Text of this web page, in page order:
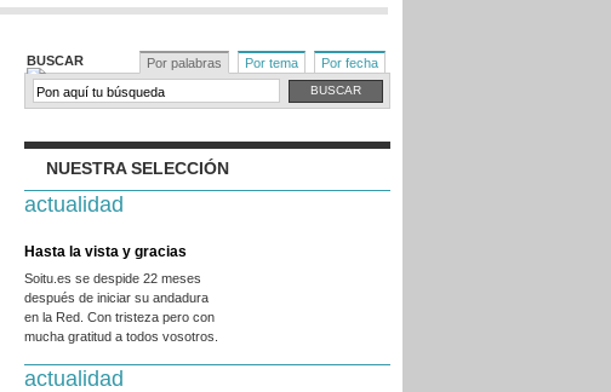
BUSCAR Por palabras Por tema Por fecha
NUESTRA SELECCIÓN
actualidad
Hasta la vista y gracias
Soitu.es se despide 22 meses
después de iniciar su andadura
en la Red. Con tristeza pero con
mucha gratitud a todos vosotros.
actualidad